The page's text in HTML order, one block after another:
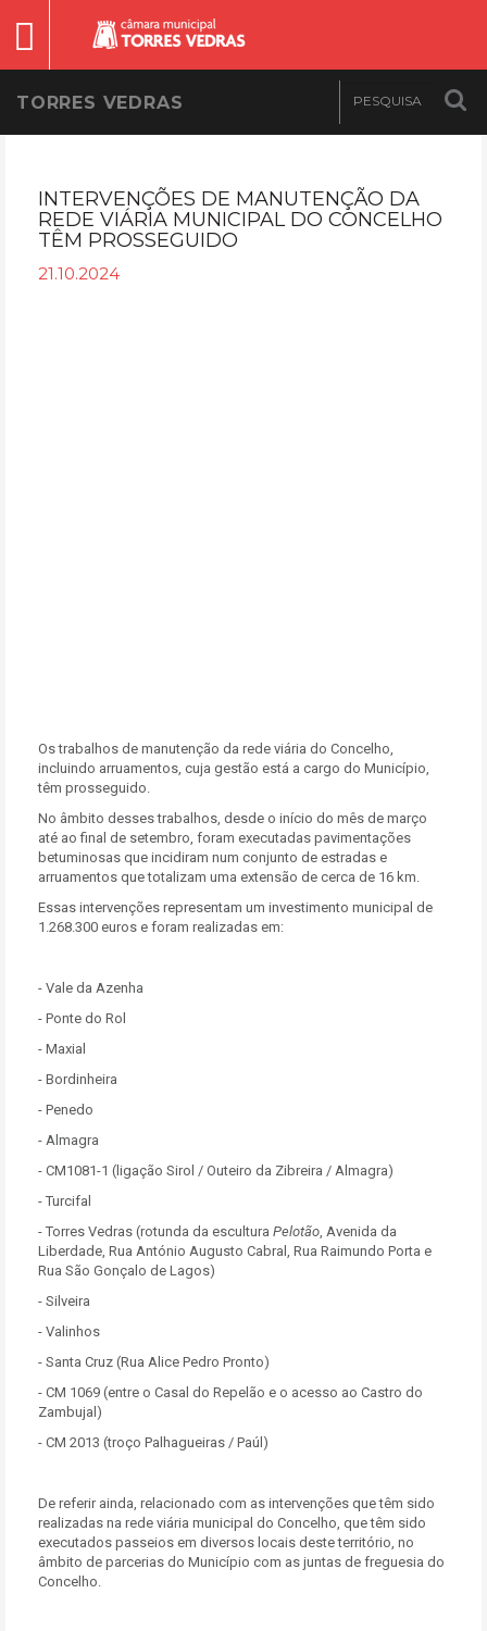
TORRES VEDRAS
INTERVENÇÕES DE MANUTENÇÃO DA
REDE VIÁRIA MUNICIPAL DO CONCELHO
TÊM PROSSEGUIDO
21.10.2024
Os trabalhos de manutenção da rede viária do Concelho,
incluindo arruamentos, cuja gestão está a cargo do Município,
têm prosseguido.
No âmbito desses trabalhos, desde o início do mês de março
até ao final de setembro, foram executadas pavimentações
betuminosas que incidiram num conjunto de estradas e
arruamentos que totalizam uma extensão de cerca de 16 km.
Essas intervenções representam um investimento municipal de
1.268.300 euros e foram realizadas em:
- Vale da Azenha
- Ponte do Rol
- Maxial
- Bordinheira
- Penedo
- Almagra
- CM1081-1 (ligação Sirol / Outeiro da Zibreira / Almagra)
- Turcifal
- Torres Vedras (rotunda da escultura Pelotão, Avenida da
Liberdade, Rua António Augusto Cabral, Rua Raimundo Porta e
Rua São Gonçalo de Lagos)
- Silveira
- Valinhos
- Santa Cruz (Rua Alice Pedro Pronto)
- CM 1069 (entre o Casal do Repelão e o acesso ao Castro do
Zambujal)
- CM 2013 (troço Palhagueiras / Paúl)
De referir ainda, relacionado com as intervenções que têm sido
realizadas na rede viária municipal do Concelho, que têm sido
executados passeios em diversos locais deste território, no
âmbito de parcerias do Município com as juntas de freguesia do
Concelho.